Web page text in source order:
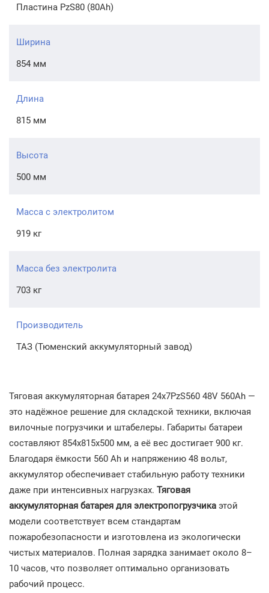
Пластина PzS80 (80Ah)
Ширина
854 мм
Длина
815 мм
Высота
500 мм
Масса с электролитом
919 кг
Масса без электролита
703 кг
Производитель
ТАЗ (Тюменский аккумуляторный завод)
Тяговая аккумуляторная батарея 24x7PzS560 48V 560Ah —
это надёжное решение для складской техники, включая
вилочные погрузчики и штабелеры. Габариты батареи
составляют 854x815x500 мм, а её вес достигает 900 кг.
Благодаря ёмкости 560 Ah и напряжению 48 вольт,
аккумулятор обеспечивает стабильную работу техники
даже при интенсивных нагрузках. Тяговая
аккумуляторная батарея для электропогрузчика этой
модели соответствует всем стандартам
пожаробезопасности и изготовлена из экологически
чистых материалов. Полная зарядка занимает около 8–
10 часов, что позволяет оптимально организовать
рабочий процесс.